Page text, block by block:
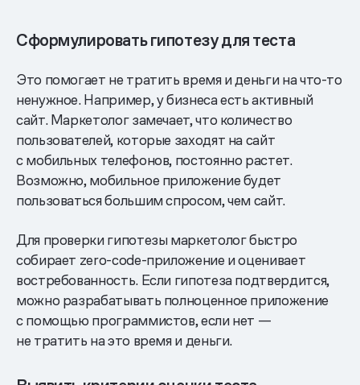
Сформулировать гипотезу для теста
Это помогает не тратить время и деньги на что-то
ненужное. Например, у бизнеса есть активный
сайт. Маркетолог замечает, что количество
пользователей, которые заходят на сайт
с мобильных телефонов, постоянно растет.
Возможно, мобильное приложение будет
пользоваться большим спросом, чем сайт.
Для проверки гипотезы маркетолог быстро
собирает zero-code-приложение и оценивает
востребованность. Если гипотеза подтвердится,
можно разрабатывать полноценное приложение
с помощью программистов, если нет —
не тратить на это время и деньги.